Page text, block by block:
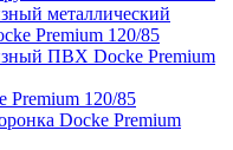
металлический
Premium 120/85
ПВХ Docke Premium
Premium 120/85
Docke Premium